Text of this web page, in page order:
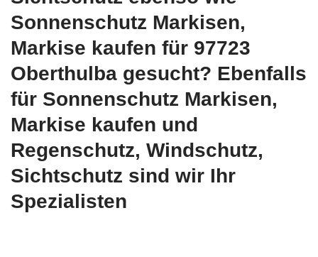
Sonnenschutz Markisen,
Markise kaufen für 97723
Oberthulba gesucht? Ebenfalls
für Sonnenschutz Markisen,
Markise kaufen und
Regenschutz, Windschutz,
Sichtschutz sind wir Ihr
Spezialisten